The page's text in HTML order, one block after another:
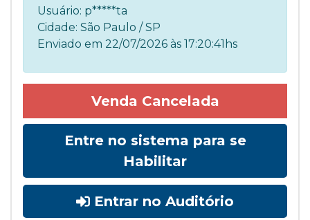
Usuário: p*****ta
Cidade: São Paulo / SP
Enviado em 22/07/2026 às 17:20:41hs
Venda Cancelada
Entre no sistema para se
Habilitar
Entrar no Auditório